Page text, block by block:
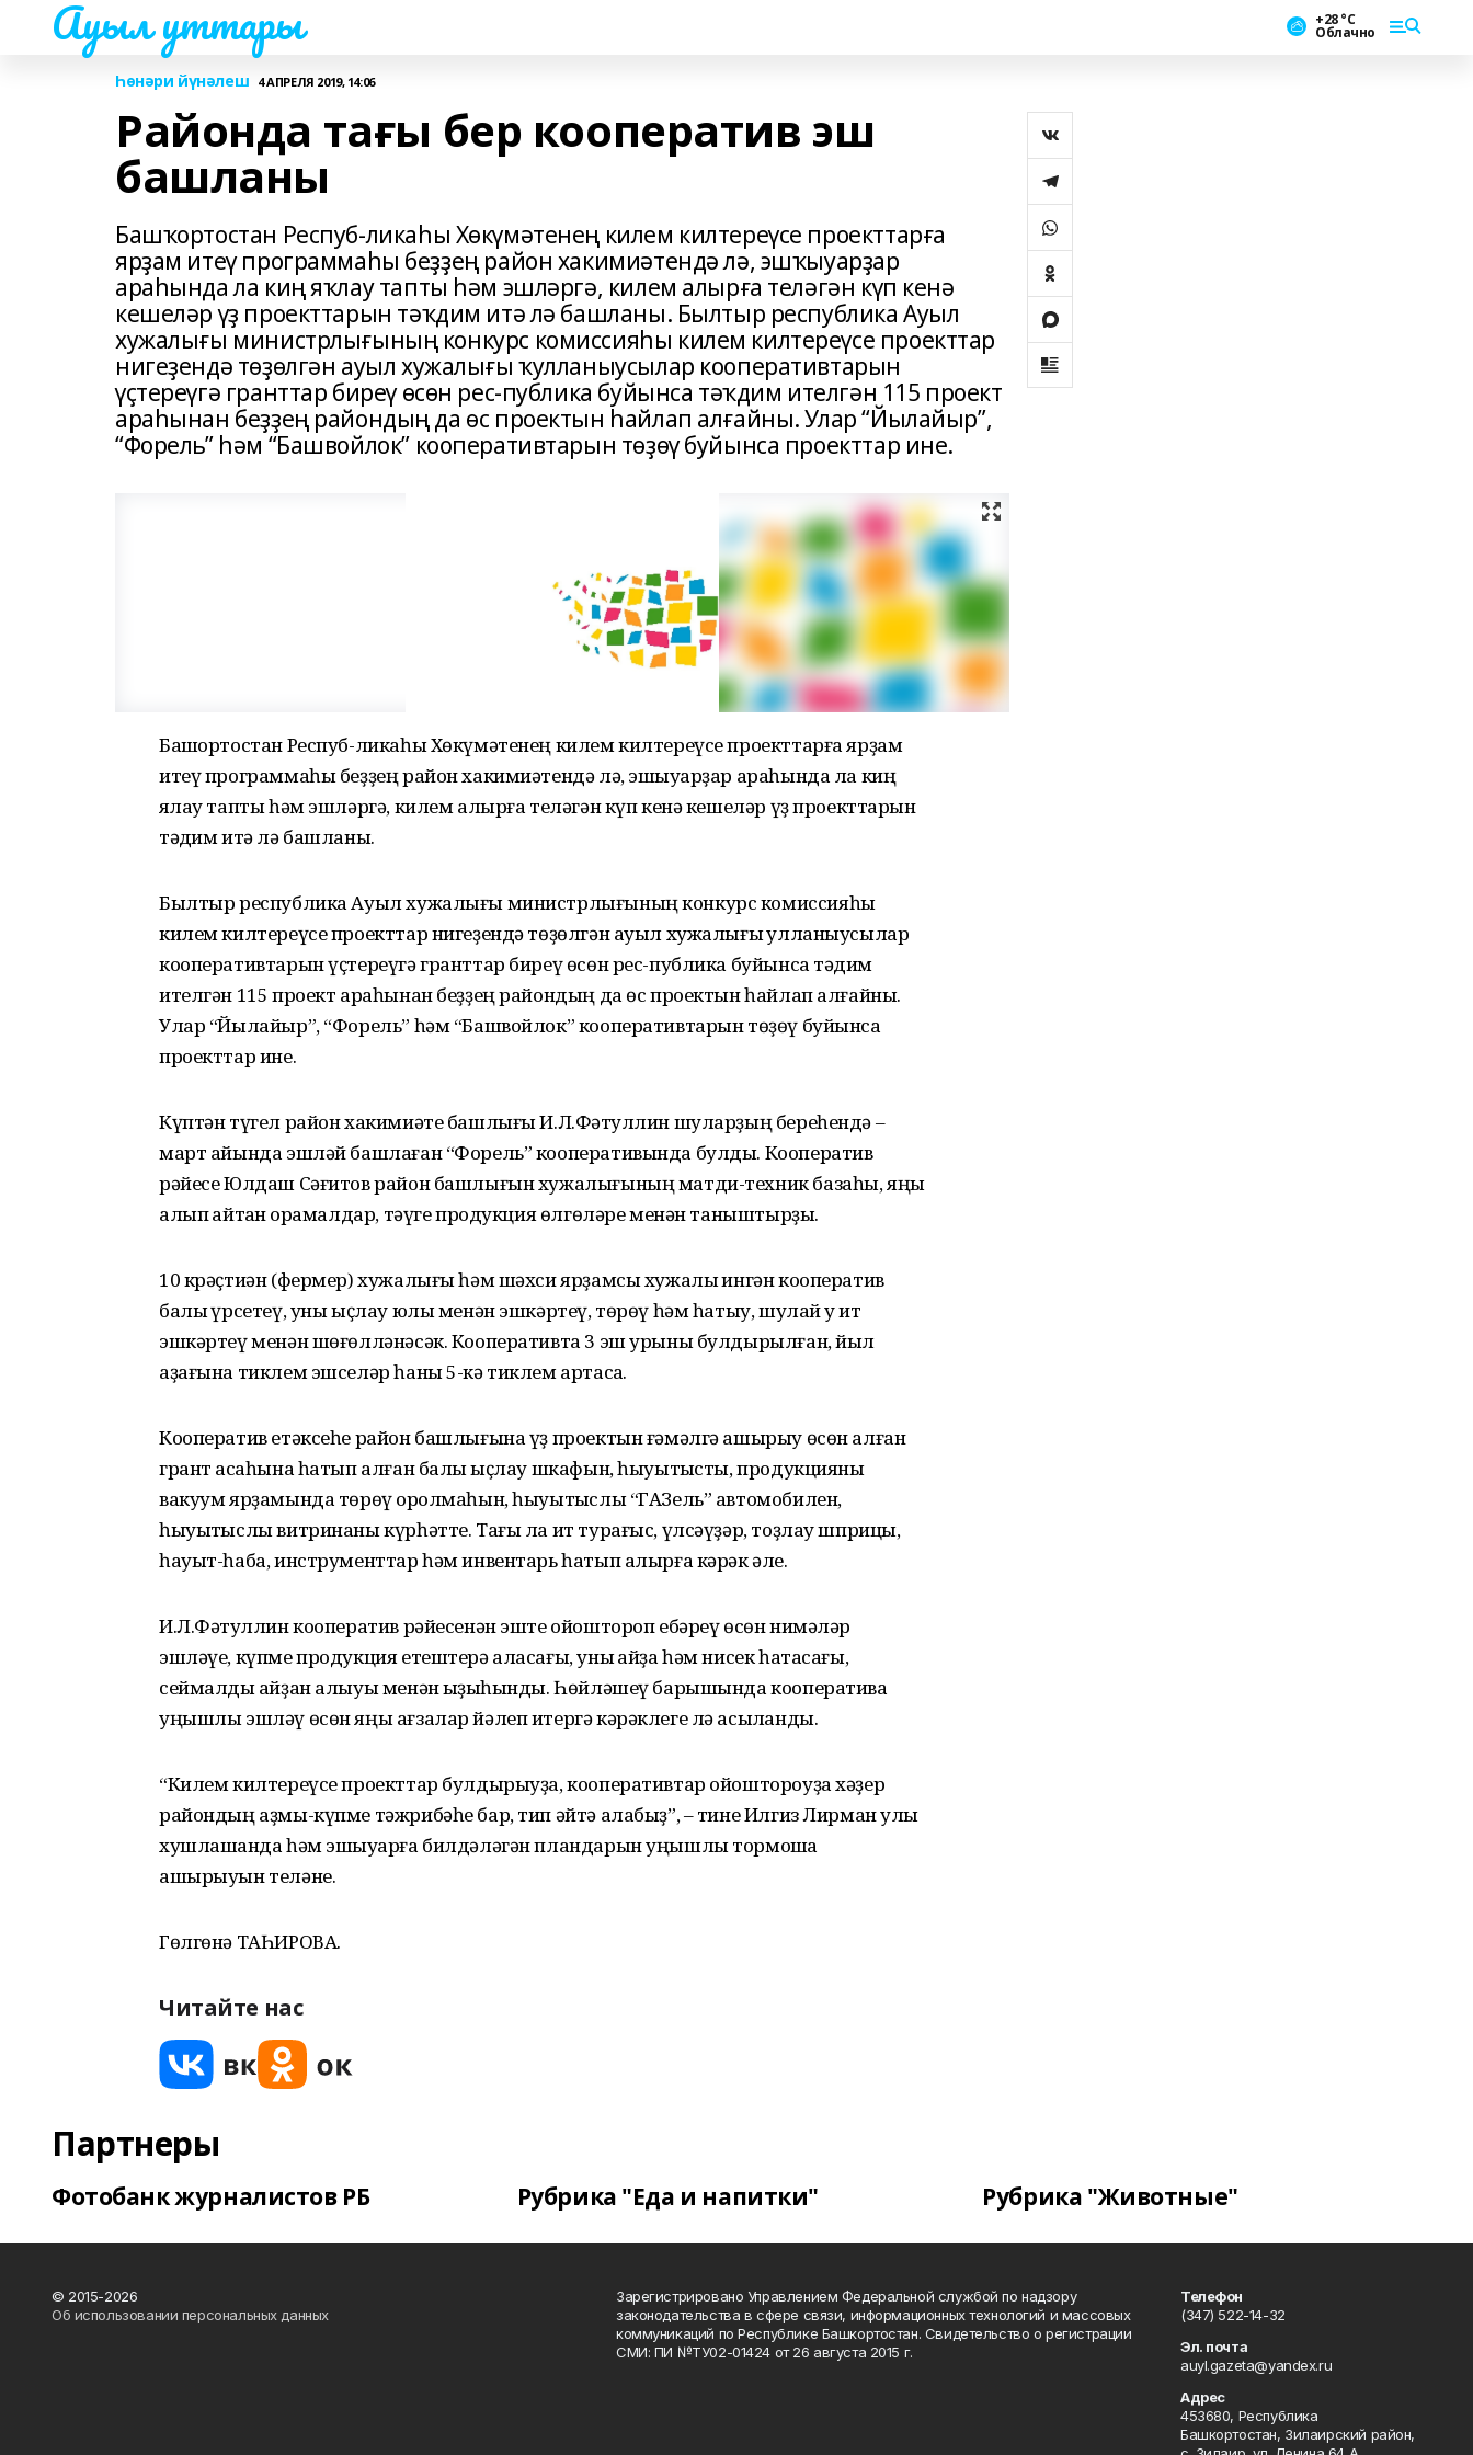
Ауыл уттары +28 °С
Облачно
Һөнәри йүнәлеш 4 АПРЕЛЯ 2019, 14:06
Районда тағы бер кооператив эш
башланы
Башҡортостан Респуб-ликаһы Хөкүмәтенең килем килтереүсе проекттарға
ярҙам итеү программаһы беҙҙең район хакимиәтендә лә, эшҡыуарҙар
араһында ла киң яҡлау тапты һәм эшләргә, килем алырға теләгән күп кенә
кешеләр үҙ проекттарын тәҡдим итә лә башланы. Былтыр республика Ауыл
хужалығы министрлығының конкурс комиссияһы килем килтереүсе проекттар
нигеҙендә төҙөлгән ауыл хужалығы ҡулланыусылар кооперативтарын
үҫтереүгә гранттар биреү өсөн рес-публика буйынса тәҡдим ителгән 115 проект
араһынан беҙҙең райондың да өс проектын һайлап алғайны. Улар “Йылайыр”,
“Форель” һәм “Башвойлок” кооперативтарын төҙөү буйынса проекттар ине.
Башҡортостан Респуб-ликаһы Хөкүмәтенең килем килтереүсе проекттарға ярҙам
итеү программаһы беҙҙең район хакимиәтендә лә, эшҡыуарҙар араһында ла киң
яҡлау тапты һәм эшләргә, килем алырға теләгән күп кенә кешеләр үҙ проекттарын
тәҡдим итә лә башланы.
Былтыр республика Ауыл хужалығы министрлығының конкурс комиссияһы
килем килтереүсе проекттар нигеҙендә төҙөлгән ауыл хужалығы ҡулланыусылар
кооперативтарын үҫтереүгә гранттар биреү өсөн рес-публика буйынса тәҡдим
ителгән 115 проект араһынан беҙҙең райондың да өс проектын һайлап алғайны.
Улар “Йылайыр”, “Форель” һәм “Башвойлок” кооперативтарын төҙөү буйынса
проекттар ине.
Күптән түгел район хакимиәте башлығы И.Л.Фәтҡуллин шуларҙың береһендә –
март айында эшләй башлаған “Форель” кооперативында булды. Кооператив
рәйесе Юлдаш Сәғитов район башлығын хужалығының матди-техник базаһы, яңы
алып ҡайтҡан ҡорамалдар, тәүге продукция өлгөләре менән таныштырҙы.
10 крәҫтиән (фермер) хужалығы һәм шәхси ярҙамсы хужалыҡ ингән кооператив
балыҡ үрсетеү, уны ыҫлау юлы менән эшкәртеү, төрөү һәм һатыу, шулай уҡ ит
эшкәртеү менән шөғөлләнәсәк. Кооперативта 3 эш урыны булдырылған, йыл
аҙағына тиклем эшселәр һаны 5-кә тиклем артасаҡ.
Кооператив етәксеһе район башлығына үҙ проектын ғәмәлгә ашырыу өсөн алған
грант аҡсаһына һатып алған балыҡ ыҫлау шкафын, һыуытҡысты, продукцияны
вакуум ярҙамында төрөү ҡоролмаһын, һыуытҡыслы “ГАЗель” автомобилен,
һыуытҡыслы витринаны күрһәтте. Тағы ла ит турағыс, үлсәүҙәр, тоҙлау шприцы,
һауыт-һаба, инструменттар һәм инвентарь һатып алырға кәрәк әле.
И.Л.Фәтҡуллин кооператив рәйесенән эште ойоштороп ебәреү өсөн нимәләр
эшләүе, күпме продукция етештерә аласағы, уны ҡайҙа һәм нисек һатасағы,
сеймалды ҡайҙан алыуы менән ҡыҙыҡһынды. Һөйләшеү барышында кооперативҡа
уңышлы эшләү өсөн яңы ағзалар йәлеп итергә кәрәклеге лә асыҡланды.
“Килем килтереүсе проекттар булдырыуҙа, кооперативтар ойоштороуҙа хәҙер
райондың аҙмы-күпме тәжрибәһе бар, тип әйтә алабыҙ”, – тине Илгиз Лирман улы
хушлашҡанда һәм эшҡыуарға билдәләгән пландарын уңышлы тормошҡа
ашырыуын теләне.
Гөлгөнә ТАҺИРОВА.
Читайте нас
Партнеры
Фотобанк журналистов РБ Рубрика "Еда и напитки" Рубрика "Животные"
© 2015-2026
Об использовании персональных данных
Зарегистрировано Управлением Федеральной службой по надзору
законодательства в сфере связи, информационных технологий и массовых
коммуникаций по Республике Башкортостан. Свидетельство о регистрации
СМИ: ПИ №ТУ02-01424 от 26 августа 2015 г.
Телефон
(347) 522-14-32
Эл. почта
auyl.gazeta@yandex.ru
Адрес
453680, Республика
Башкортостан, Зилаирский район,